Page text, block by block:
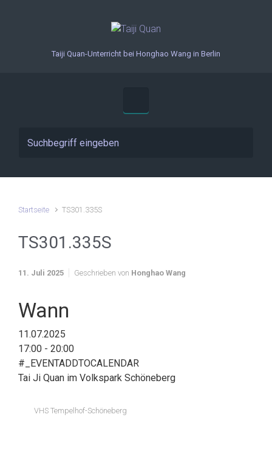
Taiji Quan-Unterricht bei Honghao Wang in Berlin
Startseite TS301.335S
TS301.335S
11. Juli 2025 Geschrieben von Honghao Wang
Wann
11.07.2025
17:00 - 20:00
#_EVENTADDTOCALENDAR
Tai Ji Quan im Volkspark Schöneberg
VHS Tempelhof-Schöneberg